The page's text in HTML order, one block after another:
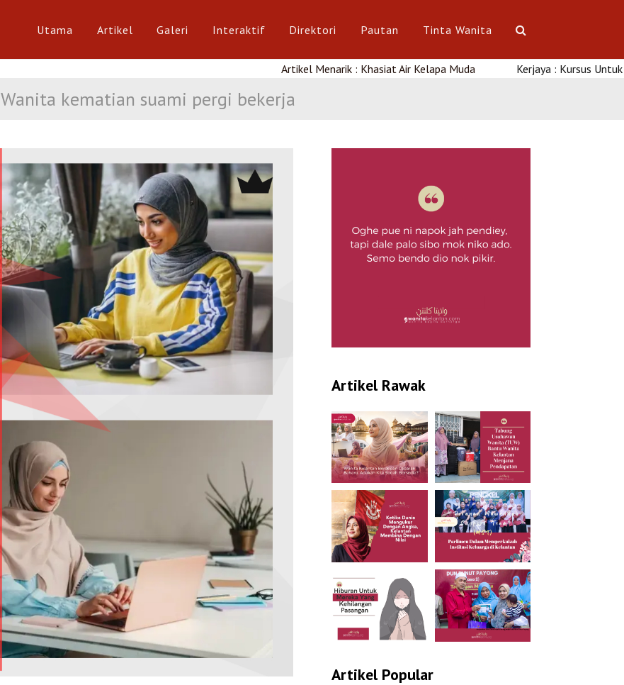
Utama Artikel Galeri Interaktif Direktori Pautan Tinta Wanita
Artikel Menarik : Khasiat Air Kelapa Muda Kerjaya : Kursus Untuk Wanita Di
Wanita kematian suami pergi bekerja
Artikel Rawak
Artikel Popular